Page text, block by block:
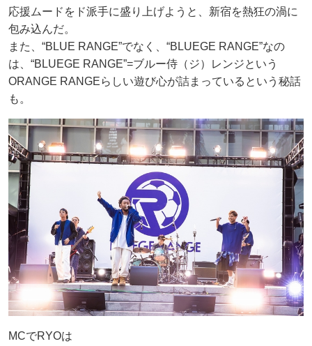
応援ムードをド派手に盛り上げようと、新宿を熱狂の渦に
包み込んだ。
また、“BLUE RANGE”でなく、“BLUEGE RANGE”なの
は、“BLUEGE RANGE”=ブルー侍（ジ）レンジという
ORANGE RANGEらしい遊び心が詰まっているという秘話
も。
MCでRYOは